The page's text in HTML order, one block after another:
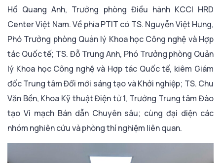
Hồ Quang Anh, Trưởng phòng Điều hành KCCI HRD
Center Việt Nam. Về phía PTIT có TS. Nguyễn Việt Hưng,
Phó Trưởng phòng Quản lý Khoa học Công nghệ và Hợp
tác Quốc tế; TS. Đỗ Trung Anh, Phó Trưởng phòng Quản
lý Khoa học Công nghệ và Hợp tác Quốc tế, kiêm Giám
đốc Trung tâm Đổi mới sáng tạo và Khởi nghiệp; TS. Chu
Văn Bền, Khoa Kỹ thuật Điện tử 1, Trưởng Trung tâm Đào
tạo Vi mạch Bán dẫn Chuyên sâu; cùng đại diện các
nhóm nghiên cứu và phòng thí nghiệm liên quan.